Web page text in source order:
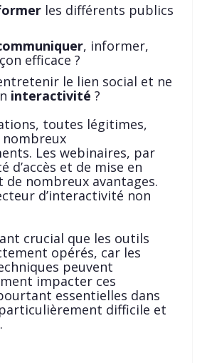
les différents publics
, informer,
efficace ?
le lien social et ne
interactivité ?
toutes légitimes,
nombreux
Les webinaires, par
d’accès et de mise en
de nombreux avantages.
d’interactivité non
crucial que les outils
opérés, car les
peuvent
impacter ces
essentielles dans
difficile et